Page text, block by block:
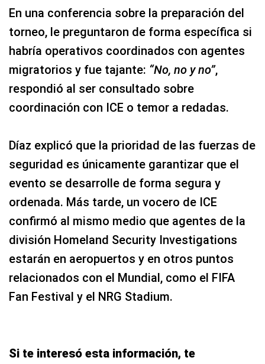
En una conferencia sobre la preparación del
torneo, le preguntaron de forma específica si
habría operativos coordinados con agentes
migratorios y fue tajante: “No, no y no”,
respondió al ser consultado sobre
coordinación con ICE o temor a redadas.
Díaz explicó que la prioridad de las fuerzas de
seguridad es únicamente garantizar que el
evento se desarrolle de forma segura y
ordenada. Más tarde, un vocero de ICE
confirmó al mismo medio que agentes de la
división Homeland Security Investigations
estarán en aeropuertos y en otros puntos
relacionados con el Mundial, como el FIFA
Fan Festival y el NRG Stadium.
Si te interesó esta información, te